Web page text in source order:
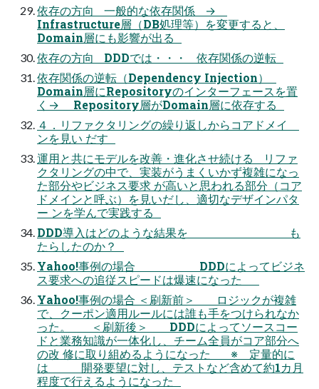
依存の方向 一般的な依存関係 →
Infrastructure層（DB処理等）を変更すると、
Domain層にも影響が出る
依存の方向 DDDでは・・・ 依存関係の逆転
依存関係の逆転（Dependency Injection）
Domain層にRepositoryのインターフェースを置
く→ Repository層がDomain層に依存する
４．リファクタリングの繰り返しからコアドメイ
ンを見い だす
運用と共にモデルを改善・進化させ続ける リファ
クタリングの中で、実装がうまくいかず複雑になっ
た部分やビジネス要求 が高いと思われる部分（コア
ドメインと呼ぶ）を見いだし、適切なデザインパタ
ー ンを学んで実践する
DDD導入はどのような結果を も
たらしたのか？
Yahoo!事例の場合 DDDによってビジネ
ス要求への追従スピードは爆速になった
Yahoo!事例の場合 ＜刷新前＞ ロジックが複雑
で、クーポン適用ルールには誰も手をつけられなか
った。 ＜刷新後＞ DDDによってソースコー
ドと業務知識が一体化し、チーム全員がコア部分へ
の改 修に取り組めるようになった ※ 定量的に
は 開発要望に対し、テストなど含めて約1カ月
程度で行えるようになった